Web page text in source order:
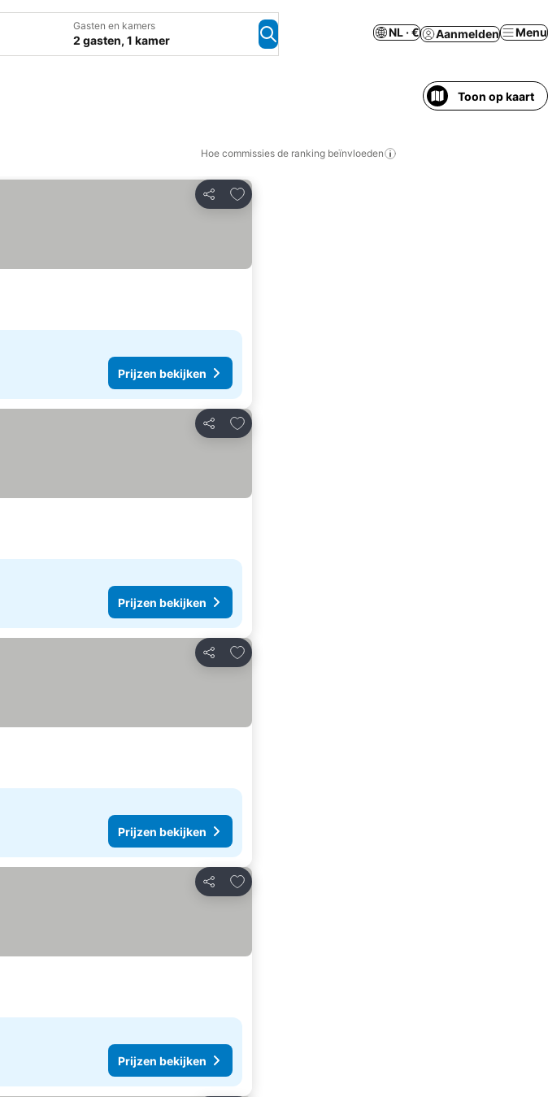
Gasten en kamers
2 gasten, 1 kamer
NL · € Aanmelden Menu
Toon op kaart
Hoe commissies de ranking beïnvloeden
Delen
Toevoegen aan favorieten
Prijzen bekijken
Delen
Toevoegen aan favorieten
Prijzen bekijken
Delen
Toevoegen aan favorieten
Prijzen bekijken
Delen
Toevoegen aan favorieten
Prijzen bekijken